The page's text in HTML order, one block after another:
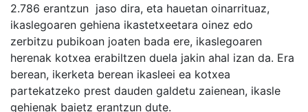
2.786 erantzun jaso dira, eta hauetan oinarrituaz,
ikaslegoaren gehiena ikastetxeetara oinez edo
zerbitzu pubikoan joaten bada ere, ikaslegoaren
herenak kotxea erabiltzen duela jakin ahal izan da. Era
berean, ikerketa berean ikasleei ea kotxea
partekatzeko prest dauden galdetu zaienean, ikasle
gehienak baietz erantzun dute.